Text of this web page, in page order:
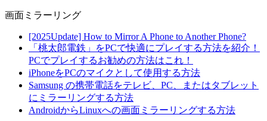
画面ミラーリング
[2025Update] How to Mirror A Phone to Another Phone?
「桃太郎電鉄」をPCで快適にプレイする方法を紹介！
PCでプレイするお勧めの方法はこれ！
iPhoneをPCのマイクとして使用する方法
Samsung の携帯電話をテレビ、PC、またはタブレット
にミラーリングする方法
AndroidからLinuxへの画面ミラーリングする方法